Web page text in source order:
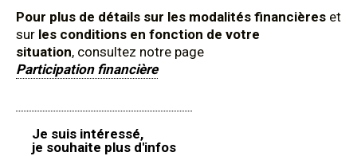
Pour plus de détails sur les modalités financières et
sur les conditions en fonction de votre
situation, consultez notre page
Participation financière
Je suis intéressé,
je souhaite plus d'infos